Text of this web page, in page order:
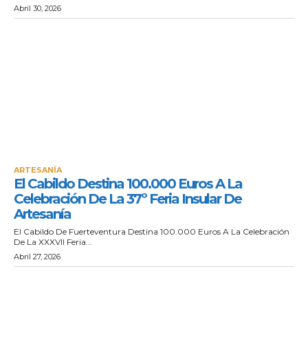
Abril 30, 2026
ARTESANÍA
El Cabildo Destina 100.000 Euros A La
Celebración De La 37º Feria Insular De
Artesanía
El Cabildo De Fuerteventura Destina 100.000 Euros A La Celebración
De La XXXVII Feria...
Abril 27, 2026